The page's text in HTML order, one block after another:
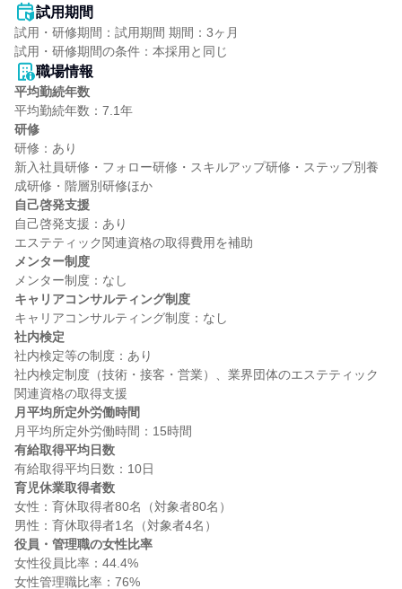
試用期間
試用・研修期間：試用期間 期間：3ヶ月
職場情報
平均勤続年数
研修
研修：あり
新入社員研修・フォロー研修・スキルアップ研修・ステップ別養
自己啓発支援
自己啓発支援：あり
メンター制度
キャリアコンサルティング制度
社内検定
社内検定等の制度：あり
社内検定制度（技術・接客・営業）、業界団体のエステティック
月平均所定外労働時間
有給取得平均日数
育児休業取得者数
女性：育休取得者80名（対象者80名）
役員・管理職の女性比率
女性役員比率：44.4%